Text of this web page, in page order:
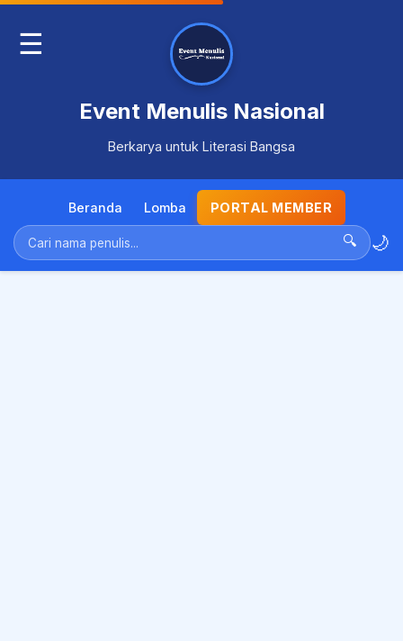
☰
Event Menulis Nasional
Berkarya untuk Literasi Bangsa
Beranda Lomba PORTAL MEMBER
🔍 🌙